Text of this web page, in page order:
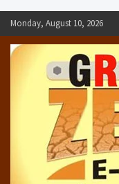
Skip
to
content
Monday, August 10, 2026